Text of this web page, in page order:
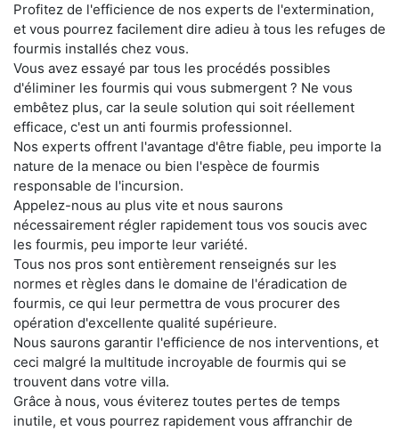
Profitez de l'efficience de nos experts de l'extermination,
et vous pourrez facilement dire adieu à tous les refuges de
fourmis installés chez vous.
Vous avez essayé par tous les procédés possibles
d'éliminer les fourmis qui vous submergent ? Ne vous
embêtez plus, car la seule solution qui soit réellement
efficace, c'est un anti fourmis professionnel.
Nos experts offrent l'avantage d'être fiable, peu importe la
nature de la menace ou bien l'espèce de fourmis
responsable de l'incursion.
Appelez-nous au plus vite et nous saurons
nécessairement régler rapidement tous vos soucis avec
les fourmis, peu importe leur variété.
Tous nos pros sont entièrement renseignés sur les
normes et règles dans le domaine de l'éradication de
fourmis, ce qui leur permettra de vous procurer des
opération d'excellente qualité supérieure.
Nous saurons garantir l'efficience de nos interventions, et
ceci malgré la multitude incroyable de fourmis qui se
trouvent dans votre villa.
Grâce à nous, vous éviterez toutes pertes de temps
inutile, et vous pourrez rapidement vous affranchir de